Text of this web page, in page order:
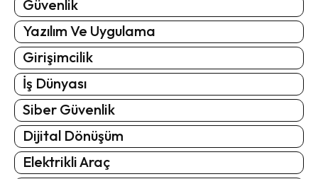
Güvenlik
Yazılım Ve Uygulama
Girişimcilik
İş Dünyası
Siber Güvenlik
Dijital Dönüşüm
Elektrikli Araç